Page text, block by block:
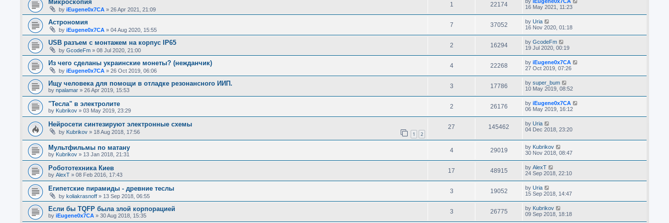
Микроскопия
by iEugene0x7CA » 26 Apr 2021, 21:09
1 22174
16 May 2021, 11:23
Астрономия
by iEugene0x7CA » 04 Aug 2020, 15:55
7 37052 by Uria
16 Nov 2020, 01:18
USB разъем с монтажем на корпус IP65
by GcodeFm » 08 Jul 2020, 21:00
2 16294 by GcodeFm
19 Jul 2020, 00:19
Из чего сделаны украинские монеты? (нежданчик)
by iEugene0x7CA » 26 Oct 2019, 06:06
4 22268 by iEugene0x7CA
27 Oct 2019, 07:26
Ищу человека для помощи в отладке резонансного ИИП.
by npalamar » 26 Apr 2019, 15:53
3 17786 by super_bum
10 May 2019, 08:52
"Тесла" в электролите
by Kubrikov » 03 May 2019, 23:29
2 26176 by iEugene0x7CA
06 May 2019, 16:12
Нейросети синтезируют электронные схемы
by Kubrikov » 18 Aug 2018, 17:56 1 2
27 145462 by Uria
04 Dec 2018, 23:20
Мультфильмы по матану
by Kubrikov » 13 Jan 2018, 21:31
4 29019 by Kubrikov
30 Nov 2018, 08:47
Робототехника Киев
by AlexT » 08 Feb 2016, 17:43
17 48915 by AlexT
24 Sep 2018, 22:10
Египетские пирамиды - древние теслы
by koliakrasnoff » 13 Sep 2018, 06:55
3 19052 by Uria
15 Sep 2018, 14:47
Если бы TQFP была злой корпорацией
by iEugene0x7CA » 30 Aug 2018, 15:35
3 26775 by Kubrikov
09 Sep 2018, 18:18